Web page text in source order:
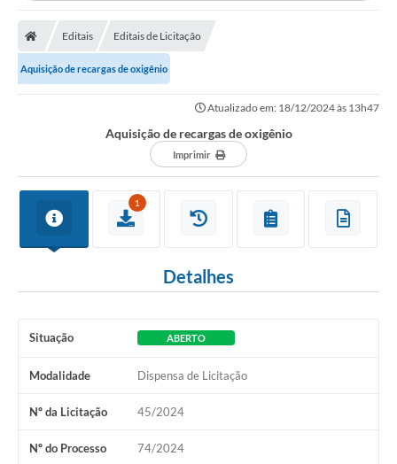
Editais Editais de Licitação
Aquisição de recargas de oxigênio
Atualizado em: 18/12/2024 às 13h47
Aquisição de recargas de oxigênio
Imprimir
1
Detalhes
Situação ABERTO
Modalidade Dispensa de Licitação
Nº da Licitação 45/2024
Nº do Processo 74/2024